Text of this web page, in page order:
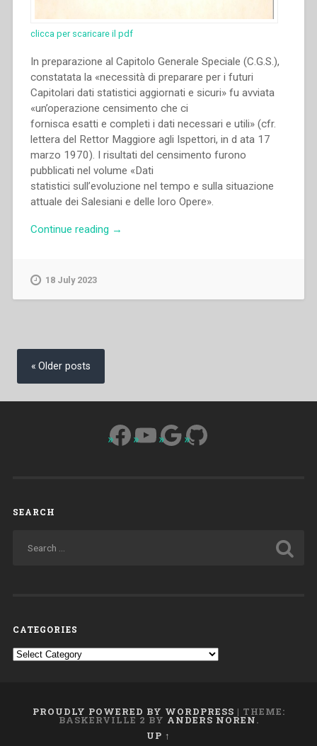
clicca per scaricare il pdf
In preparazione al Capitolo Generale Speciale (C.G.S.),
constatata la «necessità di preparare per i futuri
Capitolari dati statistici aggiornati e sicuri» fu avviata
«un’operazione censimento che ci
fornisca esatti e completi i dati necessari e utili» (cfr.
lettera del Rettor Maggiore agli Ispettori, in d ata 17
marzo 1970). I risultati del censimento furono
pubblicati nel volume «Dati
statistici sull’evoluzione nel tempo e sulla situazione
attuale dei Salesiani e delle loro Opere».
Continue reading “Silvano
→
18 July 2023
Posts
navigation
Older posts
Facebook
YouTube
Google
GitHub
SEARCH
CATEGORIES
Categories
PROUDLY POWERED BY WORDPRESS | THEME:
BASKERVILLE 2 BY ANDERS NOREN.
UP ↑